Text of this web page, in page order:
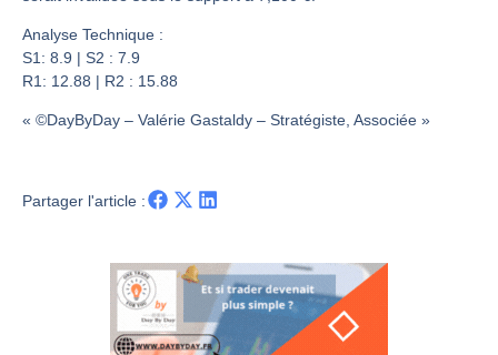
Analyse Technique :
S1: 8.9 | S2 : 7.9
R1: 12.88 | R2 : 15.88
« ©DayByDay – Valérie Gastaldy – Stratégiste, Associée »
Partager l'article :